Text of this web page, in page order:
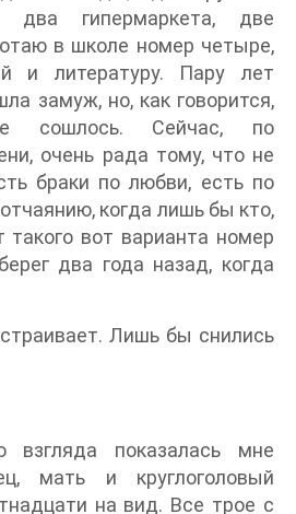
два гипермаркета, две
в школе номер четыре,
и литературу. Пару лет
замуж, но, как говорится,
сошлось. Сейчас, по
очень рада тому, что не
браки по любви, есть по
когда лишь бы кто,
вот варианта номер
два года назад, когда
Лишь бы снились
взгляда показалась мне
мать и круглоголовый
на вид. Все трое с